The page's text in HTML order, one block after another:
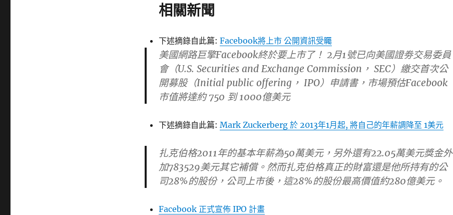
相關新聞
下述摘錄自此篇: Facebook將上市 公開資訊受矚
美國網路巨擎Facebook終於要上市了！ 2月1號已向美國證劵交易委員
會（U.S. Securities and Exchange Commission， SEC）繳交首次公
開募股（Initial public offering， IPO）申請書，市場預估Facebook
市值將達約 750 到 1000億美元
下述摘錄自此篇: Mark Zuckerberg 於 2013年1月起, 將自己的年薪調降至 1美元
扎克伯格2011年的基本年薪為50萬美元，另外還有22.05萬美元獎金外
加783529美元其它補償。然而扎克伯格真正的財富還是他所持有的公
司28%的股份，公司上市後，這28%的股份最高價值約280億美元。
Facebook 正式宣佈 IPO 計畫